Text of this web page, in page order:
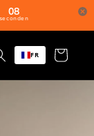
07
seconden
FR
Panier
d'achat